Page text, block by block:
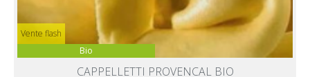
Bio
Vente flash
CAPPELLETTI PROVENCAL BIO